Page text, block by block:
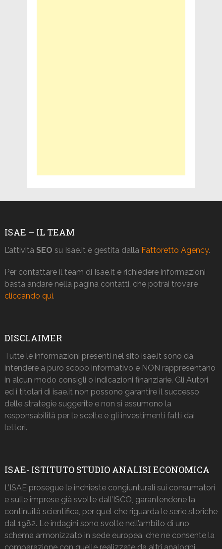
ISAE – IL TEAM
L’attività SEO su Isae.it è gestita dalla Fattoretto Agency.
Per contattare il team di Isae.it e richiedere informazioni
basta andare nella pagina contatti, che potrai trovare
cliccando qui.
DISCLAIMER
Tutte le informazioni presenti nel sito isae.it sono da
intendere a puro scopo informativo e NON rappresentano
in alcun modo consigli o indicazioni finanziarie. Gli Autori
ed i titolari di isae.it non possono garantire il successo
delle strategie suggerite e non si assumono la
responsabilità per le scelte e gli investimenti fatti dai
lettori.
ISAE- ISTITUTO STUDIO ANALISI ECONOMICA
L’ISAE prosegue le inchieste congiunturali sui consumatori
e sulle imprese già svolte dall’ISCO, garantendone la
continuità scientifica, per quel che riguarda le serie storiche
dal 1982. Le indagini sono svolte nell’ambito di uno
schema armonizzato in sede europea, che ne consente la